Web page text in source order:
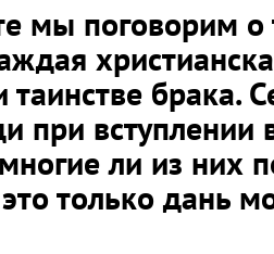
мы поговорим о
таинстве брака.
при вступлении
ли из них
только дань